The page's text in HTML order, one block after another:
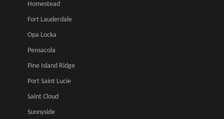
Homestead
Fort Lauderdale
Opa Locka
Pensacola
Pine Island Ridge
Port Saint Lucie
Saint Cloud
Sunnyside